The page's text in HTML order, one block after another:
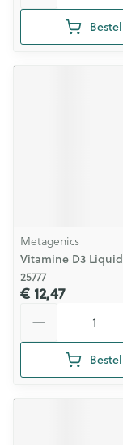
Bestel
Metagenics
Vitamine D3
25777
€ 12,47
Bestel